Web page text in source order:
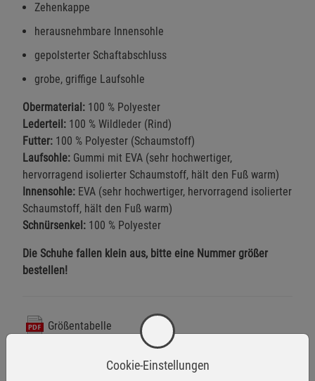
Zehenkappe
herausnehmbare Innensohle
gepolsterter Schaftabschluss
grobe, griffige Laufsohle
Obermaterial: 100 % Polyester
Lederteil: 100 % Wildleder (Rind)
Futter: 100 % Polyester (Schaumstoff)
Laufsohle: Gummi mit EVA (sehr hochwertiger,
hervorragend isolierter Schaumstoff, hält den Fuß warm)
Innensohle: EVA (sehr hochwertiger, hervorragend isolierter
Schaumstoff, hält den Fuß warm)
Schnürsenkel: 100 % Polyester
Die Schuhe fallen klein aus, bitte eine Nummer größer
bestellen!
Größentabelle
Warnhinweise / Sicherheitsinformationen
Cookie-Einstellungen